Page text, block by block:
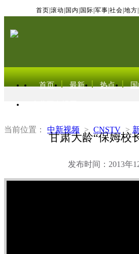
首页 滚动 国内 国际 军事 社会 地方
首页 最新 热点
当前位置： 中新视频 > CNSTV >
甘肃大龄“保姆校
发布时间：2013年